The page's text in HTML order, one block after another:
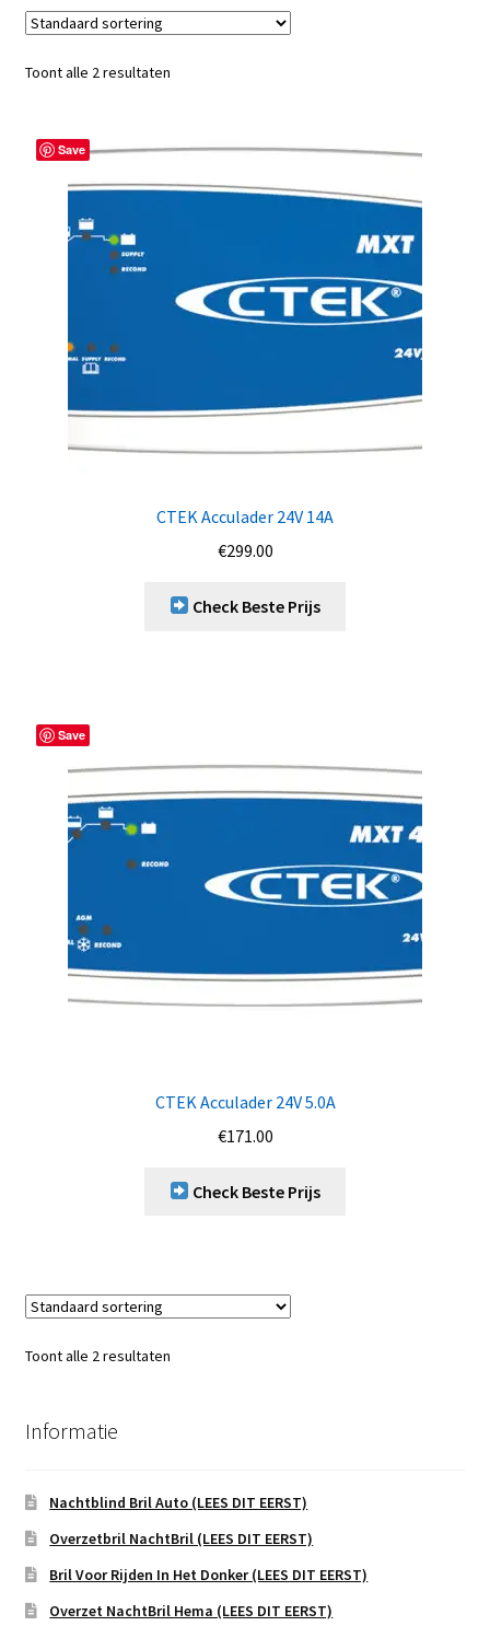
Videos
Toont alle 2 resultaten
Save
CTEK Acculader 24V 14A
€299.00
Check Beste Prijs
Save
CTEK Acculader 24V 5.0A
€171.00
Check Beste Prijs
Toont alle 2 resultaten
Informatie
Nachtblind Bril Auto (LEES DIT EERST)
Overzetbril NachtBril (LEES DIT EERST)
Bril Voor Rijden In Het Donker (LEES DIT EERST)
Overzet NachtBril Hema (LEES DIT EERST)